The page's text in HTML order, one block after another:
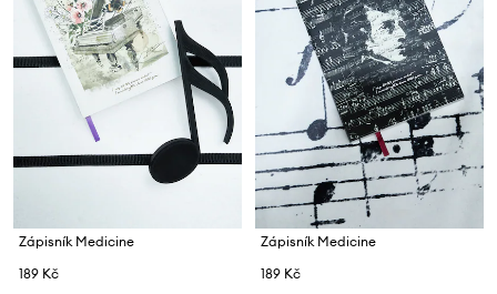
Zápisník Medicine
189 Kč
Zápisník Medicine
189 Kč